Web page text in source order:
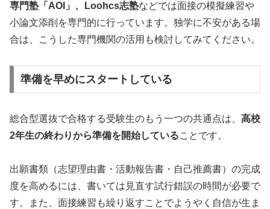
専門塾「AOI」、Loohcs志塾などでは面接の模擬練習や
小論文添削を専門的に行っています。独学に不安がある場
合は、こうした専門機関の活用も検討してみてください。
準備を早めにスタートしている
総合型選抜で合格する受験生のもう一つの共通点は、 高校
2年生の終わりから準備を開始していることです。
出願書類（志望理由書・活動報告書・自己推薦書）の完成
度を高めるには、書いては見直す試行錯誤の時間が必要で
す。また、面接練習も繰り返すことでようやく自信が生ま